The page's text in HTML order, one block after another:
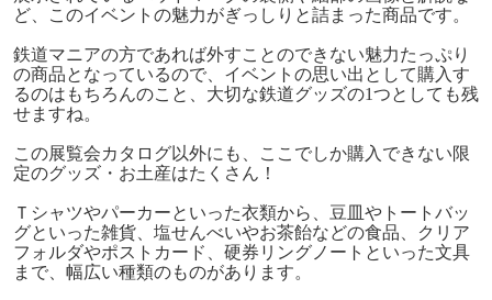
ど、このイベントの魅力がぎっしりと詰まった商品です。
鉄道マニアの方であれば外すことのできない魅力たっぷり
の商品となっているので、イベントの思い出として購入す
るのはもちろんのこと、大切な鉄道グッズの1つとしても残
せますね。
この展覧会カタログ以外にも、ここでしか購入できない限
定のグッズ・お土産はたくさん！
Ｔシャツやパーカーといった衣類から、豆皿やトートバッ
グといった雑貨、塩せんべいやお茶飴などの食品、クリア
フォルダやポストカード、硬券リングノートといった文具
まで、幅広い種類のものがあります。